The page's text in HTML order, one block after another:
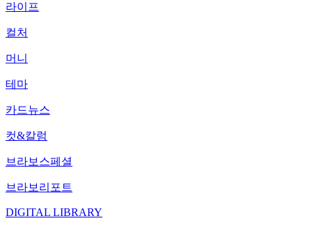
라이프
컬처
머니
테마
카드뉴스
컷&칼럼
브라보스페셜
브라보리포트
DIGITAL LIBRARY